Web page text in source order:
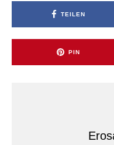
TEILEN
PIN